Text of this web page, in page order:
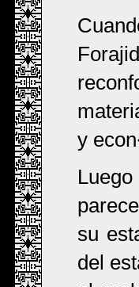
y
su
del